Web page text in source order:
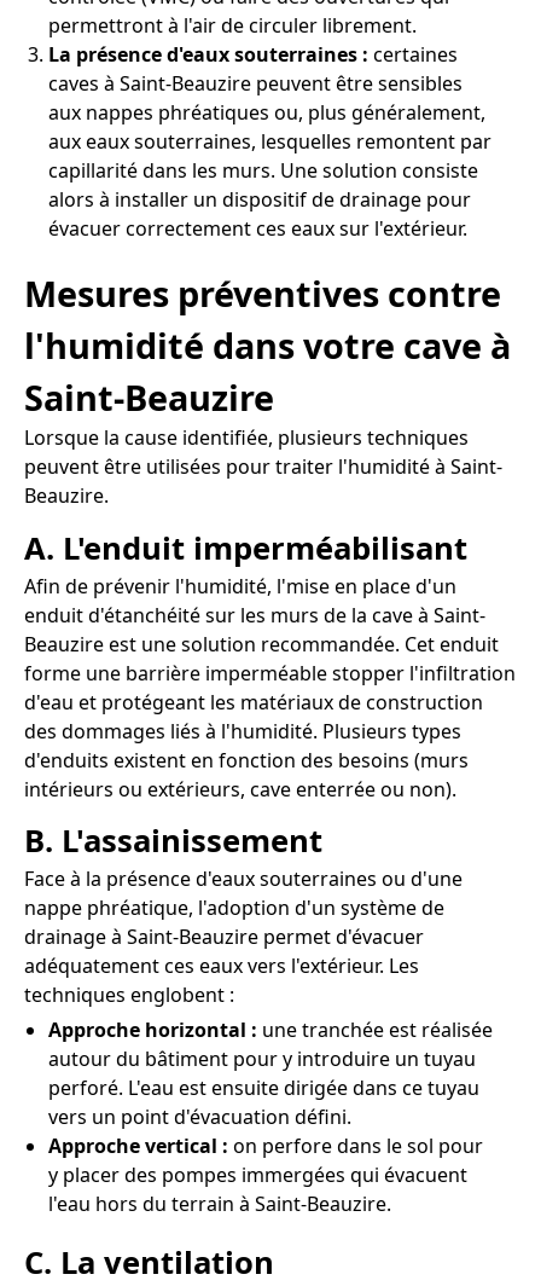
permettront à l'air de circuler librement.
La présence d'eaux souterraines : certaines
caves à Saint-Beauzire peuvent être sensibles
aux nappes phréatiques ou, plus généralement,
aux eaux souterraines, lesquelles remontent par
capillarité dans les murs. Une solution consiste
alors à installer un dispositif de drainage pour
évacuer correctement ces eaux sur l'extérieur.
Mesures préventives contre
l'humidité dans votre cave à
Saint-Beauzire
Lorsque la cause identifiée, plusieurs techniques
peuvent être utilisées pour traiter l'humidité à Saint-
Beauzire.
A. L'enduit imperméabilisant
Afin de prévenir l'humidité, l'mise en place d'un
enduit d'étanchéité sur les murs de la cave à Saint-
Beauzire est une solution recommandée. Cet enduit
forme une barrière imperméable stopper l'infiltration
d'eau et protégeant les matériaux de construction
des dommages liés à l'humidité. Plusieurs types
d'enduits existent en fonction des besoins (murs
intérieurs ou extérieurs, cave enterrée ou non).
B. L'assainissement
Face à la présence d'eaux souterraines ou d'une
nappe phréatique, l'adoption d'un système de
drainage à Saint-Beauzire permet d'évacuer
adéquatement ces eaux vers l'extérieur. Les
techniques englobent :
Approche horizontal : une tranchée est réalisée
autour du bâtiment pour y introduire un tuyau
perforé. L'eau est ensuite dirigée dans ce tuyau
vers un point d'évacuation défini.
Approche vertical : on perfore dans le sol pour
y placer des pompes immergées qui évacuent
l'eau hors du terrain à Saint-Beauzire.
C. La ventilation